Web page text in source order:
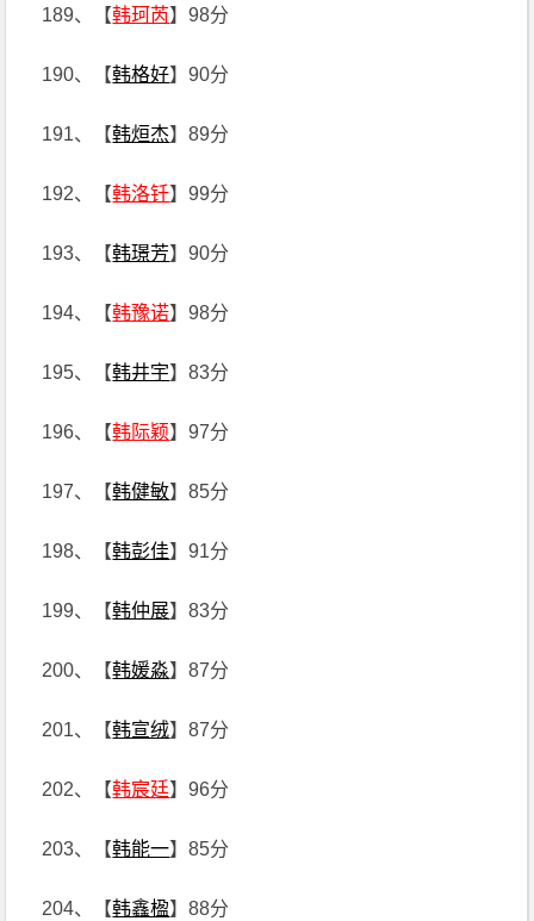
189、【韩珂芮】98分
190、【韩格好】90分
191、【韩烜杰】89分
192、【韩洛钎】99分
193、【韩璟芳】90分
194、【韩豫诺】98分
195、【韩井宇】83分
196、【韩际颖】97分
197、【韩健敏】85分
198、【韩彭佳】91分
199、【韩仲展】83分
200、【韩媛淼】87分
201、【韩宣绒】87分
202、【韩宸廷】96分
203、【韩能一】85分
204、【韩鑫楹】88分